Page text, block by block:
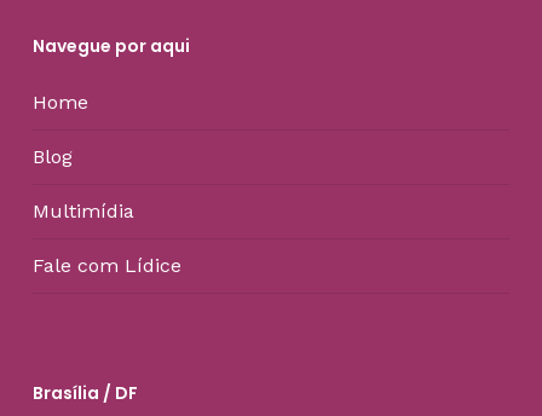
Navegue por aqui
Home
Blog
Multimídia
Fale com Lídice
Brasília / DF